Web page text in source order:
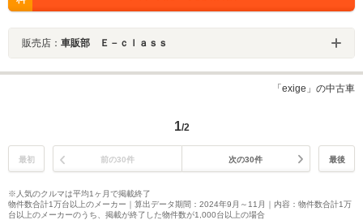
販売店： 車販部 Ｅ－ｃｌａｓｓ
「exige」の中古車
1/2
最初 前の30件 次の30件 最後
※人気のクルマは平均1ヶ月で掲載終了
物件数合計1万台以上のメーカー｜算出データ期間：2024年9月～11月｜内容：物件数合計1万
台以上のメーカーのうち、掲載が終了した物件数が1,000台以上の場合